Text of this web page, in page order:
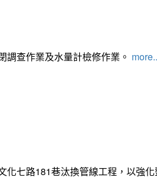
查作業及水量計檢修作業。
七路181巷汰換管線工程，以強